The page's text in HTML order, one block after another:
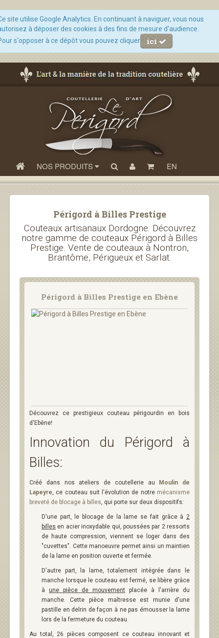
site utilise Google Analytics. En continuant à naviguer, vous nous
à déposer des cookies à des fins de mesure d'audience.
s'opposer à ce dépôt vous pouvez cliquer
ici
NOS PRODUITS EN
Périgord à Billes Prestige
Couteaux artisanaux Dordogne. Découvrez
notre gamme de couteaux Périgord à Billes
Prestige. Vente de couteaux à Nontron,
Brantôme, Périgueux et Sarlat.
Périgord à Billes Prestige en Ebène
Découvrez ce prestigieux couteau périgourdin en bois
d'Ebène!
Innovation du Périgord à
Billes:
Créé dans nos ateliers de coutellerie au
Moulin de
Lapeyre, ce couteau suit l'évolution de notre mécanisme
breveté de blocage à billes, qui porte sur deux dispositifs:
D'une part, le blocage de la lame se fait grâce à 2
billes en acier inoxydable qui, poussées par 2 ressorts
de haute compression, viennent se loger dans des
"cuvettes". Cette manoeuvre permet ainsi un maintien
de la lame en position ouverte et fermée.
D'autre part, la lame, totalement intégrée dans le
manche lorsque le couteau est fermé, se libère grâce
à une pièce de mouvement placée à l'arrière du
manche. Cette pièce maîtresse est munie d'une
pastille en delrin de façon à ne pas émousser la lame
lors de la fermeture du couteau.
Au total, 26 pièces composent ce couteau innovant et